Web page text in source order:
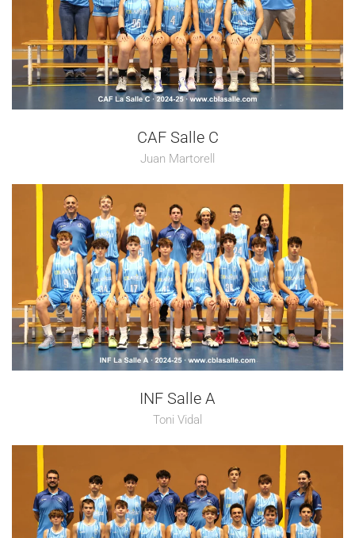
CAF Salle C
Juan Martorell
INF Salle A
Toni Vidal